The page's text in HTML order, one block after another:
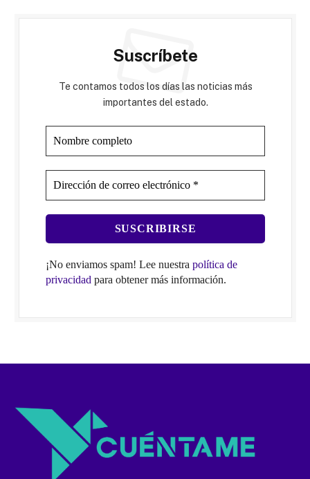
Suscríbete
Te contamos todos los días las noticias más
importantes del estado.
¡No enviamos spam! Lee nuestra política de
privacidad para obtener más información.